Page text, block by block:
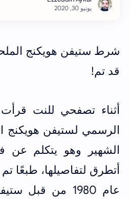
شرط ستيفن هويكنج
قد تم!
أثناء تصفحي للنت
الرسمي لستيفن هويكنج
الشهير وهو يتكلم عن
أتطرق لتفاصيلها، طبعًا
عام 1980 من